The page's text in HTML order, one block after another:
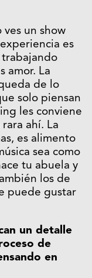
un show
es
trabajando
amor. La
de lo
solo piensan
les conviene
ahí. La
es alimento
sea como
tu abuela y
los de
puede gustar
un detalle
de
en